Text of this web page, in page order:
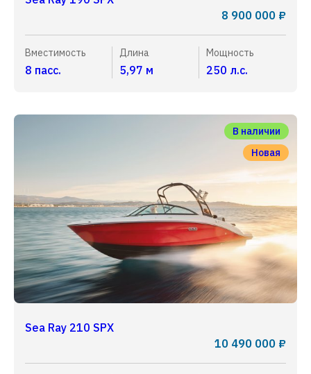
8 900 000 ₽
Вместимость
8 пасс.
Длина
5,97 м
Мощность
250 л.с.
В наличии
Новая
Sea Ray 210 SPX
10 490 000 ₽